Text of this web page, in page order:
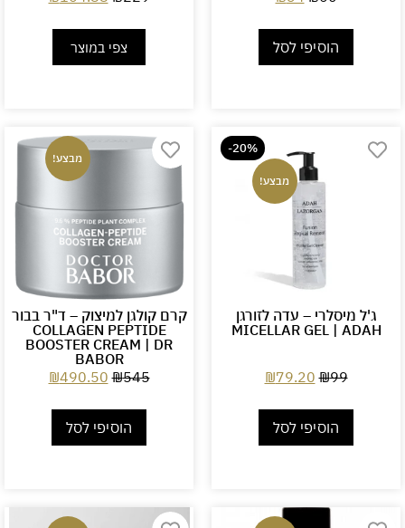
הוסיפי לסל צפי במוצר
-20%
מבצע!
ג'ל מיסלרי – עדה לזורגן
MICELLAR GEL | ADAH
₪99
₪79.20
הוסיפי לסל
מבצע!
קרם קולגן למיצוק – ד"ר בבור
COLLAGEN PEPTIDE
BOOSTER CREAM | DR
BABOR
₪545
₪490.50
הוסיפי לסל